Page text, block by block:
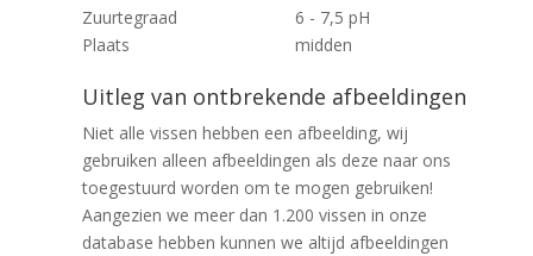
Zuurtegraad
6 - 7,5 pH
Plaats
midden
Uitleg van ontbrekende afbeeldingen
Niet alle vissen hebben een afbeelding, wij
gebruiken alleen afbeeldingen als deze naar ons
toegestuurd worden om te mogen gebruiken!
Aangezien we meer dan 1.200 vissen in onze
database hebben kunnen we altijd afbeeldingen